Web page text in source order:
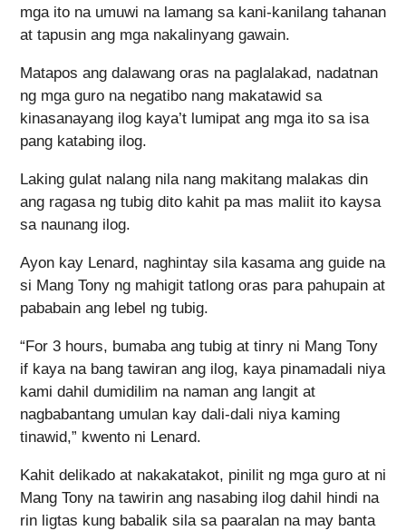
mga ito na umuwi na lamang sa kani-kanilang tahanan
at tapusin ang mga nakalinyang gawain.
Matapos ang dalawang oras na paglalakad, nadatnan
ng mga guro na negatibo nang makatawid sa
kinasanayang ilog kaya’t lumipat ang mga ito sa isa
pang katabing ilog.
Laking gulat nalang nila nang makitang malakas din
ang ragasa ng tubig dito kahit pa mas maliit ito kaysa
sa naunang ilog.
Ayon kay Lenard, naghintay sila kasama ang guide na
si Mang Tony ng mahigit tatlong oras para pahupain at
pababain ang lebel ng tubig.
“For 3 hours, bumaba ang tubig at tinry ni Mang Tony
if kaya na bang tawiran ang ilog, kaya pinamadali niya
kami dahil dumidilim na naman ang langit at
nagbabantang umulan kay dali-dali niya kaming
tinawid,” kwento ni Lenard.
Kahit delikado at nakakatakot, pinilit ng mga guro at ni
Mang Tony na tawirin ang nasabing ilog dahil hindi na
rin ligtas kung babalik sila sa paaralan na may banta